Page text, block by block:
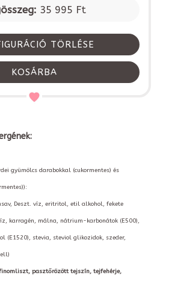
35 995 Ft
TÖRLÉSE
KOSÁRBA
gyümölcs darabokkal (cukormentes) és
Deszt. víz, eritritol, etil alkohol, fekete
karragén, málna, nátrium-karbonátok (E500),
(E1520), stevia, steviol glikozidok, szeder,
pasztőrözött tejszín, tejfehérje,